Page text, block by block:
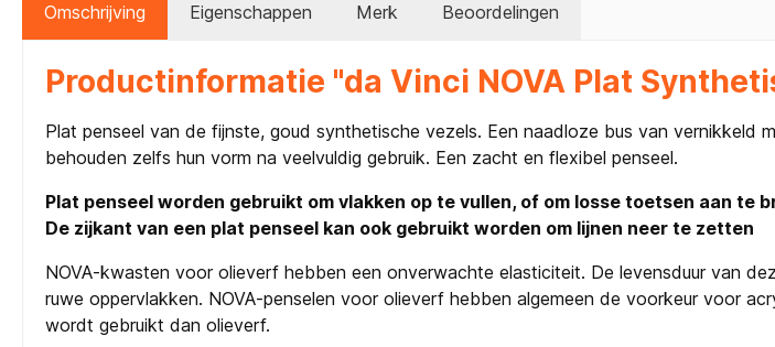
Omschrijving Eigenschappen Merk Beoordelingen
Productinformatie "da Vinci NOVA Plat
Plat penseel van de fijnste, goud synthetische vezels. Een naadloze bus van vernikkeld
behouden zelfs hun vorm na veelvuldig gebruik. Een zacht en flexibel penseel.
Plat penseel worden gebruikt om vlakken op te vullen, of om losse toetsen aan te
De zijkant van een plat penseel kan ook gebruikt worden om lijnen neer te zetten
NOVA-kwasten voor olieverf hebben een onverwachte elasticiteit. De levensduur van
ruwe oppervlakken. NOVA-penselen voor olieverf hebben algemeen de voorkeur voor
wordt gebruikt dan olieverf.